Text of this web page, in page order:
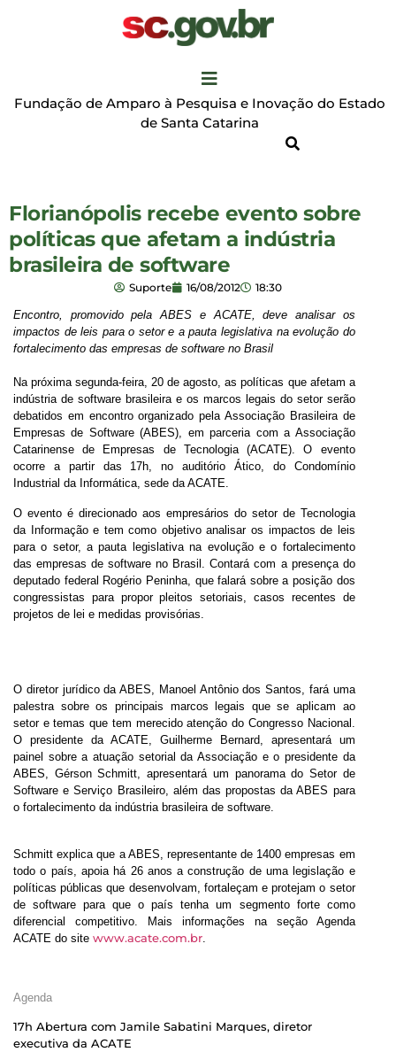
Fundação de Amparo à Pesquisa e Inovação do Estado
de Santa Catarina
Florianópolis recebe evento sobre
políticas que afetam a indústria
brasileira de software
Suporte 16/08/2012 18:30
Encontro, promovido pela ABES e ACATE, deve analisar os
impactos de leis para o setor e a pauta legislativa na evolução do
fortalecimento das empresas de software no Brasil
Na próxima segunda-feira, 20 de agosto, as políticas que afetam a
indústria de software brasileira e os marcos legais do setor serão
debatidos em encontro organizado pela Associação Brasileira de
Empresas de Software (ABES), em parceria com a Associação
Catarinense de Empresas de Tecnologia (ACATE). O evento
ocorre a partir das 17h, no auditório Ático, do Condomínio
Industrial da Informática, sede da ACATE.
O evento é direcionado aos empresários do setor de Tecnologia
da Informação e tem como objetivo analisar os impactos de leis
para o setor, a pauta legislativa na evolução e o fortalecimento
das empresas de software no Brasil. Contará com a presença do
deputado federal Rogério Peninha, que falará sobre a posição dos
congressistas para propor pleitos setoriais, casos recentes de
projetos de lei e medidas provisórias.
O diretor jurídico da ABES, Manoel Antônio dos Santos, fará uma
palestra sobre os principais marcos legais que se aplicam ao
setor e temas que tem merecido atenção do Congresso Nacional.
O presidente da ACATE, Guilherme Bernard, apresentará um
painel sobre a atuação setorial da Associação e o presidente da
ABES, Gérson Schmitt, apresentará um panorama do Setor de
Software e Serviço Brasileiro, além das propostas da ABES para
o fortalecimento da indústria brasileira de software.
Schmitt explica que a ABES, representante de 1400 empresas em
todo o país, apoia há 26 anos a construção de uma legislação e
políticas públicas que desenvolvam, fortaleçam e protejam o setor
de software para que o país tenha um segmento forte como
diferencial competitivo. Mais informações na seção Agenda
ACATE do site www.acate.com.br
Agenda
17h Abertura com Jamile Sabatini Marques, diretor
executiva da ACATE